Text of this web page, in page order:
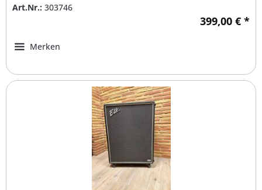
Art.Nr.: 303746
399,00 € *
Merken